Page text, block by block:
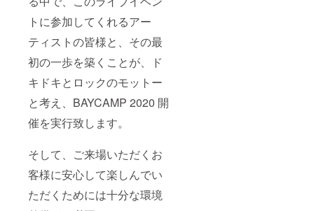
トに参加してくれるアー
ティストの皆様と、その最
初の一歩を築くことが、ド
キドキとロックのモットー
と考え、BAYCAMP 2020 開
催を実行致します。
そして、ご来場いただくお
客様に安心して楽しんでい
ただくためには十分な環境